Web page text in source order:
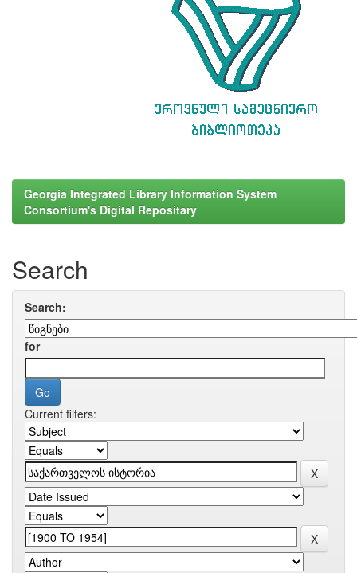
Georgia Integrated Library Information System
Consortium's Digital Repositary
Search
Search:
for
Current filters: